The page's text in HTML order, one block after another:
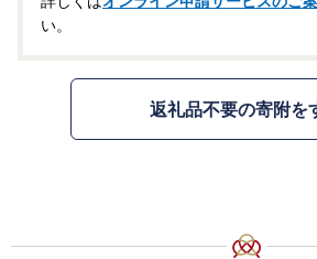
い。
返礼品不要の寄附を